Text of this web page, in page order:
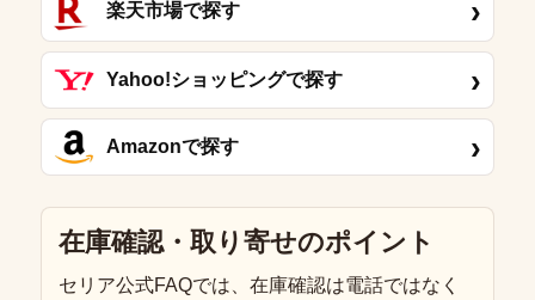
楽天市場で探す ›
Yahoo!ショッピングで探す ›
Amazonで探す ›
在庫確認・取り寄せのポイント
セリア公式FAQでは、在庫確認は電話ではなく